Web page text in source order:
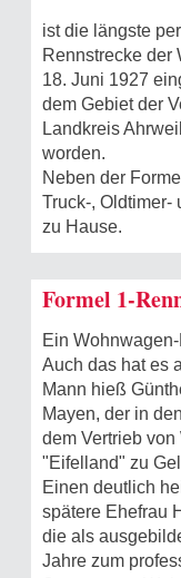
ist die längste
Rennstrecke der
18. Juni 1927
dem Gebiet der
Landkreis
worden.
Neben der
Truck-, Oldtimer-
zu Hause.
Formel 1-
Ein
Auch das hat es
Mann hieß
Mayen, der in
dem Vertrieb
"Eifelland" zu
Einen deutlich
spätere Ehefrau
die als
Jahre zum